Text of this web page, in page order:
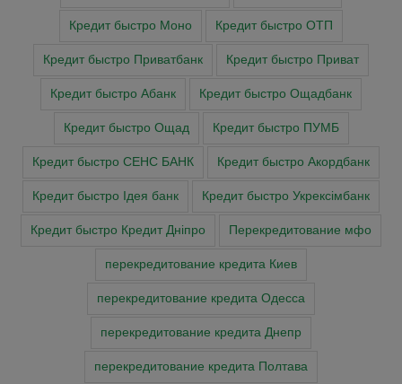
Кредит быстро Моно Кредит быстро ОТП
Кредит быстро Приватбанк Кредит быстро Приват
Кредит быстро Абанк Кредит быстро Ощадбанк
Кредит быстро Ощад Кредит быстро ПУМБ
Кредит быстро СЕНС БАНК Кредит быстро Акордбанк
Кредит быстро Ідея банк Кредит быстро Укрексімбанк
Кредит быстро Кредит Дніпро Перекредитование мфо
перекредитование кредита Киев
перекредитование кредита Одесса
перекредитование кредита Днепр
перекредитование кредита Полтава